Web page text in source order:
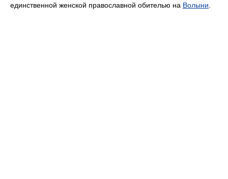
единственной женской православной обителью на Волыни